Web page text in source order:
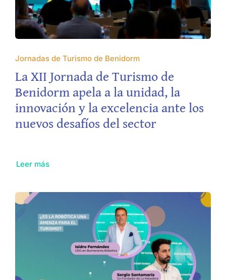
Jornadas de Turismo de Benidorm
La XII Jornada de Turismo de
Benidorm apela a la unidad, la
innovación y la excelencia ante los
nuevos desafíos del sector
Leer más